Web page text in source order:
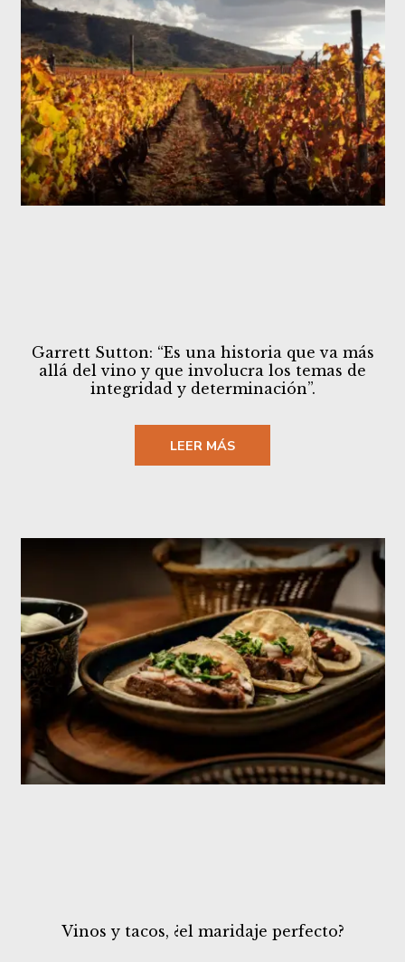
Garrett Sutton: “Es una historia que va más
allá del vino y que involucra los temas de
integridad y determinación”.
LEER MÁS
Vinos y tacos, ¿el maridaje perfecto?